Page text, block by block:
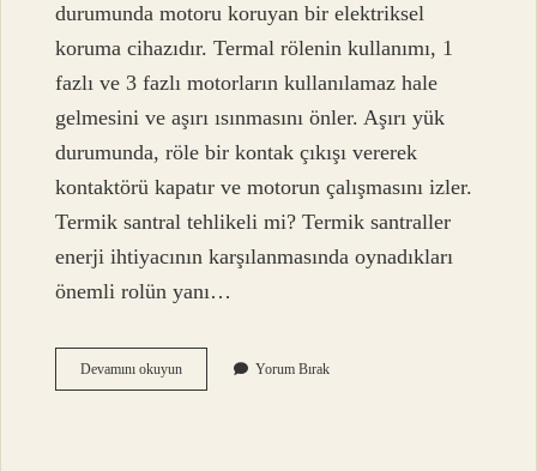
durumunda motoru koruyan bir elektriksel
koruma cihazıdır. Termal rölenin kullanımı, 1
fazlı ve 3 fazlı motorların kullanılamaz hale
gelmesini ve aşırı ısınmasını önler. Aşırı yük
durumunda, röle bir kontak çıkışı vererek
kontaktörü kapatır ve motorun çalışmasını izler.
Termik santral tehlikeli mi? Termik santraller
enerji ihtiyacının karşılanmasında oynadıkları
önemli rolün yanı…
Devamını okuyunTermik
Elektrik
Yorum Bırak